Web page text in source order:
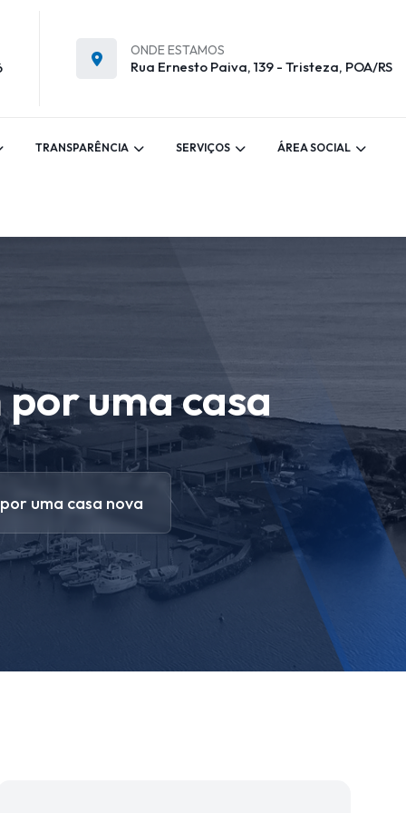
ONDE ESTAMOS
Rua Ernesto Paiva, 139 - Tristeza, POA/RS
TRANSPARÊNCIA SERVIÇOS ÁREA SOCIAL
uma casa
uma casa nova